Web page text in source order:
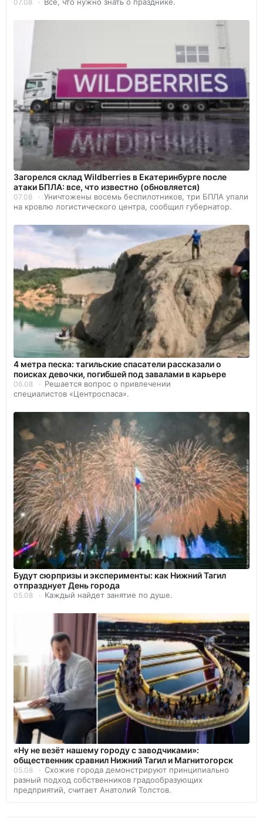
07.08
Загорелся склад Wildberries в Екатеринбурге после
атаки БПЛА: все, что известно (обновляется)
07.08
Уничтожены восемь беспилотников, три БПЛА упали
на кровлю логистического центра, сообщил губернатор.
4 метра песка: тагильские спасатели рассказали о
поисках девочки, погибшей под завалами в карьере
06.08
Решается вопрос о привлечении
специалистов «Центроспаса».
Будут сюрпризы и эксперименты: как Нижний Тагил
отпразднует День города
05.08 Каждый найдет занятие по душе.
«Ну не везёт нашему городу с заводчиками»:
общественник сравнил Нижний Тагил и Магнитогорск
05.08
Схожие города демонстрируют принципиально
разный подход собственников градообразующих
предприятий, считает Анатолий Толстов.